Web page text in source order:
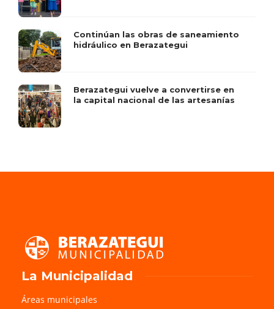
Continúan las obras de saneamiento
hidráulico en Berazategui
Berazategui vuelve a convertirse en
la capital nacional de las artesanías
La Municipalidad
Áreas municipales